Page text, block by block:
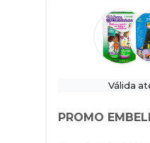
Válida
PROMO